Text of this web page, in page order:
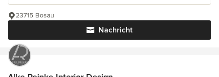
Nachricht
23715 Bosau